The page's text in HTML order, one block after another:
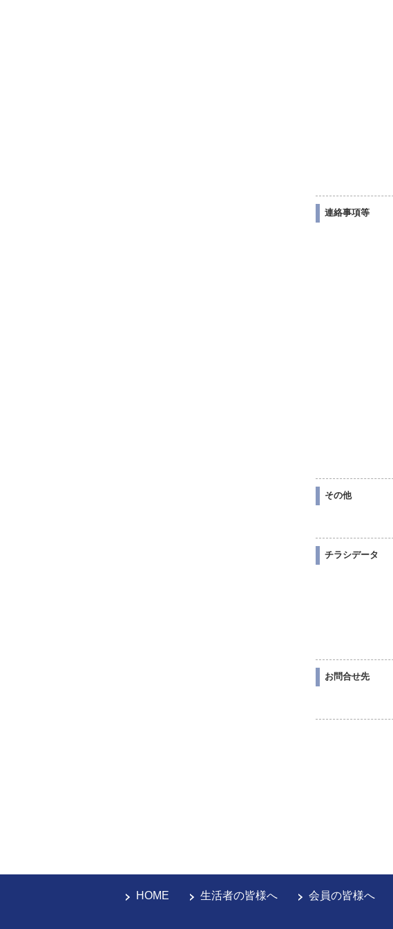
連絡事項等
その他
チラシデータ
お問合せ先
HOME 生活者の皆様へ 会員の皆様へ